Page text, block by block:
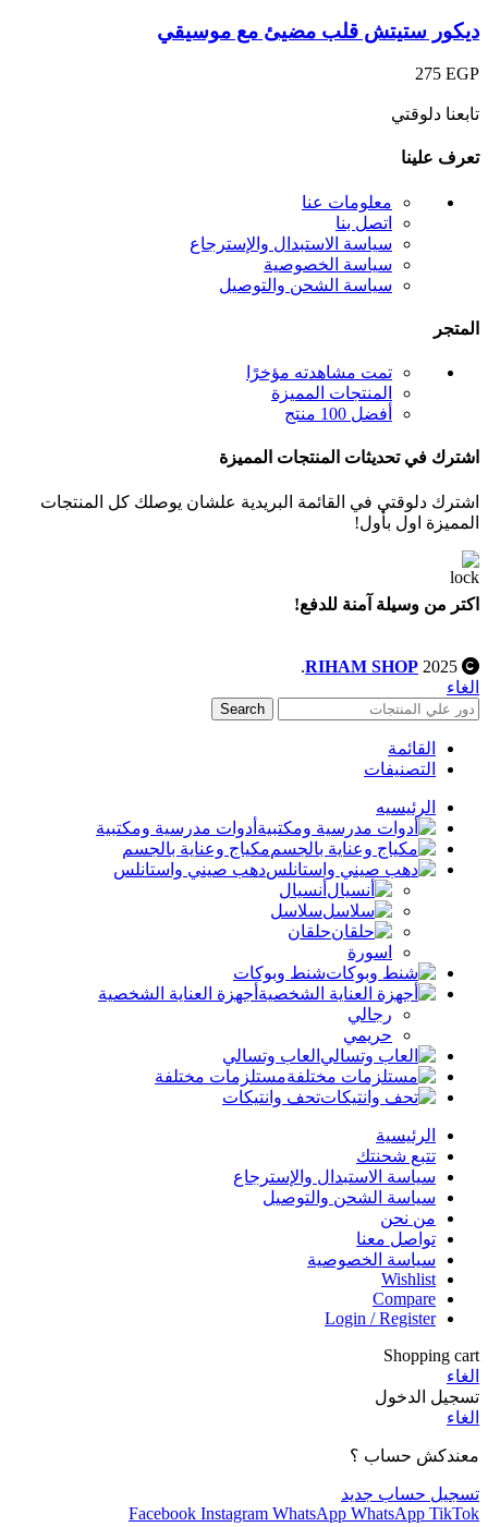
ديكور ستيتش قلب مضيئ مع موسيقي
275 EGP
تابعنا دلوقتي
تعرف علينا
معلومات عنا
اتصل بنا
سياسة الاستبدال والإسترجاع
سياسة الخصوصية
سياسة الشحن والتوصيل
المتجر
تمت مشاهدته مؤخرًا
المنتجات المميزة
أفضل 100 منتج
اشترك في تحديثات المنتجات المميزة
اشترك دلوقتي في القائمة البريدية علشان يوصلك كل المنتجات
المميزة اول بأول!
اكتر من وسيلة آمنة للدفع!
RIHAM SHOP
.
الغاء
Search
القائمة
التصنيفات
الرئيسيه
أدوات مدرسية ومكتبية
مكياج وعناية بالجسم
دهب صيني واستانلس
أنسيال
سلاسل
حلقان
اسورة
شنط وبوكات
أجهزة العناية الشخصية
رجالي
حريمي
العاب وتسالي
مستلزمات مختلفة
تحف وانتيكات
الرئيسية
تتبع شحنتك
سياسة الاستبدال والإسترجاع
سياسة الشحن والتوصيل
من نحن
تواصل معنا
سياسة الخصوصية
Wishlist
Compare
Login / Register
Shopping cart
الغاء
تسجيل الدخول
الغاء
معندكش حساب ؟
تسجيل حساب جديد
Facebook Instagram WhatsApp WhatsApp TikTok